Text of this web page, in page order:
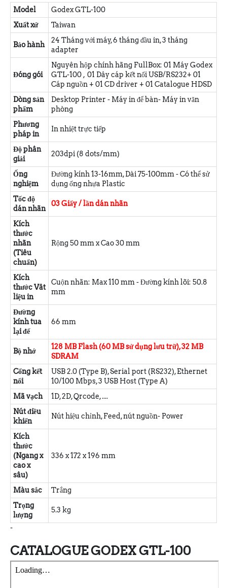
Model
Godex GTL-100
Xuất xứ
Taiwan
Bảo hành
24 Tháng với máy, 6 tháng đầu in, 3 tháng
adapter
Đóng gói
Nguyên hộp chính hãng FullBox: 01 Máy Godex
GTL-100 , 01 Dây cáp kết nối USB/RS232+ 01
Cáp nguồn + 01 CD driver + 01 Catalogue HDSD
Dòng sản
phẩm
Desktop Printer - Máy in để bàn- Máy in văn
phòng
Phương
pháp in
In nhiệt trực tiếp
Độ phân
giải
203dpi (8 dots/mm)
Ống
nghiệm
Đường kính 13-16mm, Dài 75-100mm - Có thể sử
dụng ống nhựa Plastic
Tốc độ
dán nhãn
03 Giấy / lần dán nhãn
Kích
thước
nhãn
(Tiêu
chuẩn)
Rộng 50 mm x Cao 30 mm
Kích
thước Vât
liệu in
Cuộn nhãn: Max 110 mm - Đường kính lõi: 50.8
mm
Đường
kính tua
lại đế
66 mm
Bộ nhớ
128 MB Flash (60 MB sử dụng lưu trữ), 32 MB
SDRAM
Cổng kết
nối
USB 2.0 (Type B), Serial port (RS232), Ethernet
10/100 Mbps, 3 USB Host (Type A)
Mã vạch
1D, 2D, Qrcode, ....
Nút điều
khiển
Nút hiệu chỉnh, Feed, nút nguồn- Power
Kích
thước
(Ngang x
cao x
sâu)
336 x 172 x 196 mm
Màu sắc
Trắng
Trọng
lượng
5.3 kg
-
CATALOGUE GODEX GTL-100